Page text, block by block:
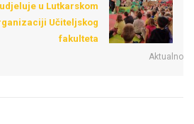
u Lutkarskom
Učiteljskog
fakulteta
Aktualno